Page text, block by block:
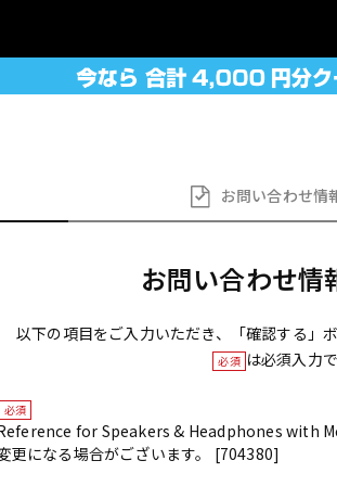
お問い合わせ情
お問い合わせ情
以下の項目をご入力いただき、「確認する」
必須 は必須入力で
必須
for Speakers & Headphones with
更になる場合がございます。 [704380]